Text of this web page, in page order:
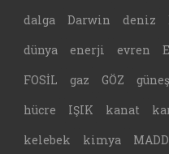
dalga
Darwin deniz
dünya
enerji evren
FOSİL
gaz GÖZ güneş
hücre
IŞIK kanat
kelebek
kimya